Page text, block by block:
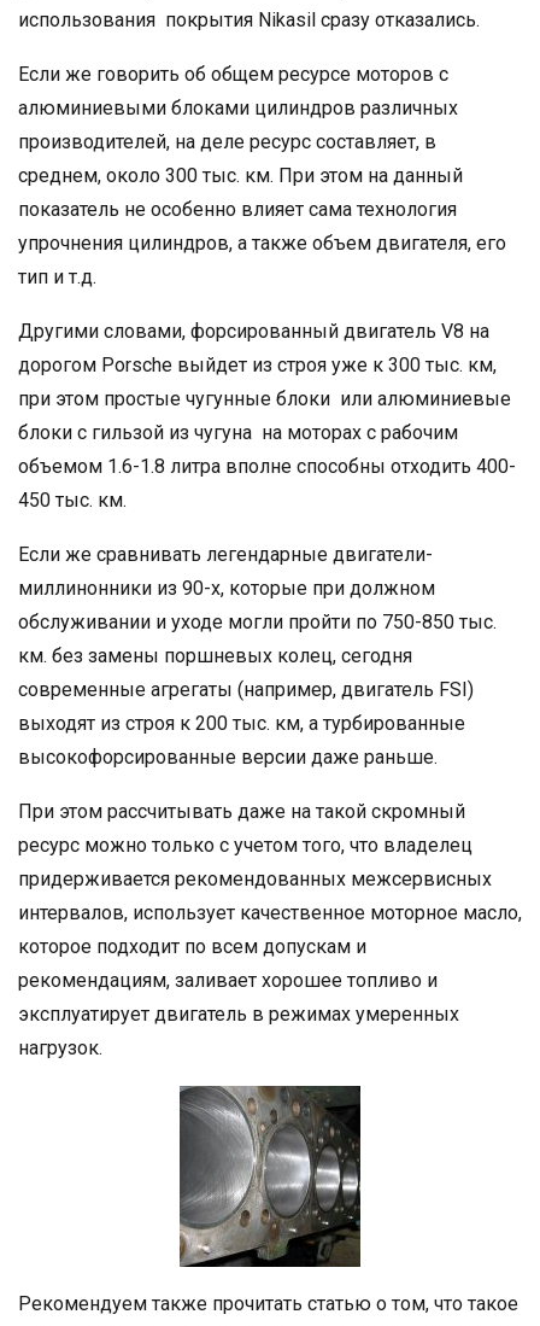
использования покрытия Nikasil сразу отказались.
Если же говорить об общем ресурсе моторов с
алюминиевыми блоками цилиндров различных
производителей, на деле ресурс составляет, в
среднем, около 300 тыс. км. При этом на данный
показатель не особенно влияет сама технология
упрочнения цилиндров, а также объем двигателя, его
тип и т.д.
Другими словами, форсированный двигатель V8 на
дорогом Porsche выйдет из строя уже к 300 тыс. км,
при этом простые чугунные блоки или алюминиевые
блоки с гильзой из чугуна на моторах с рабочим
объемом 1.6-1.8 литра вполне способны отходить 400-
450 тыс. км.
Если же сравнивать легендарные двигатели-
миллинонники из 90-х, которые при должном
обслуживании и уходе могли пройти по 750-850 тыс.
км. без замены поршневых колец, сегодня
современные агрегаты (например, двигатель FSI)
выходят из строя к 200 тыс. км, а турбированные
высокофорсированные версии даже раньше.
При этом рассчитывать даже на такой скромный
ресурс можно только с учетом того, что владелец
придерживается рекомендованных межсервисных
интервалов, использует качественное моторное масло,
которое подходит по всем допускам и
рекомендациям, заливает хорошее топливо и
эксплуатирует двигатель в режимах умеренных
нагрузок.
Рекомендуем также прочитать статью о том, что такое